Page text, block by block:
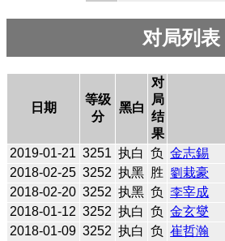
对局列表
日期
等级
分
黑白
对
局
结
果
2019-01-21 3251 执白 负 金志錫
2018-02-25 3252 执黑 胜 劉栽豪
2018-02-20 3252 执黑 负 李宰成
2018-01-12 3252 执白 负 金玄燮
2018-01-09 3252 执白 负 崔哲瀚